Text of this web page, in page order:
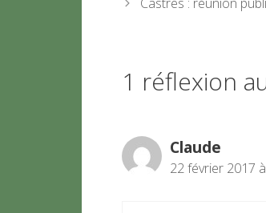
1 réflexion
Claude
22 février 2017